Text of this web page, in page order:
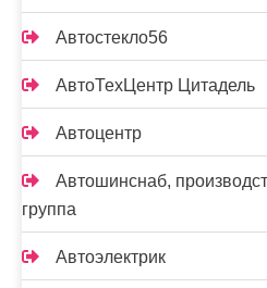
Автостекло56
АвтоТехЦентр Цитадель
Автоцентр
Автошинснаб,
группа
Автоэлектрик